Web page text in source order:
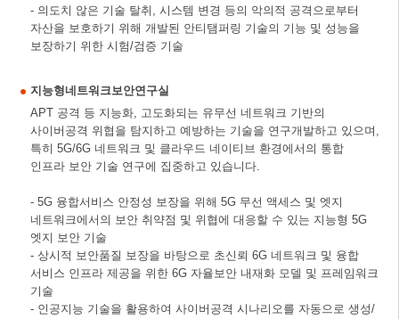
- 의도치 않은 기술 탈취, 시스템 변경 등의 악의적 공격으로부터
자산을 보호하기 위해 개발된 안티탬퍼링 기술의 기능 및 성능을
보장하기 위한 시험/검증 기술
지능형네트워크보안연구실
APT 공격 등 지능화, 고도화되는 유무선 네트워크 기반의
사이버공격 위협을 탐지하고 예방하는 기술을 연구개발하고 있으며,
특히 5G/6G 네트워크 및 클라우드 네이티브 환경에서의 통합
인프라 보안 기술 연구에 집중하고 있습니다.
- 5G 융합서비스 안정성 보장을 위해 5G 무선 액세스 및 엣지
네트워크에서의 보안 취약점 및 위협에 대응할 수 있는 지능형 5G
엣지 보안 기술
- 상시적 보안품질 보장을 바탕으로 초신뢰 6G 네트워크 및 융합
서비스 인프라 제공을 위한 6G 자율보안 내재화 모델 및 프레임워크
기술
- 인공지능 기술을 활용하여 사이버공격 시나리오를 자동으로 생성/